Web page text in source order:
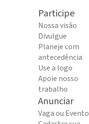
Participe
Nossa visão
Divulgue
Planeje com
antecedência
Use a logo
Apoie nosso
trabalho
Anunciar
Vaga ou Evento